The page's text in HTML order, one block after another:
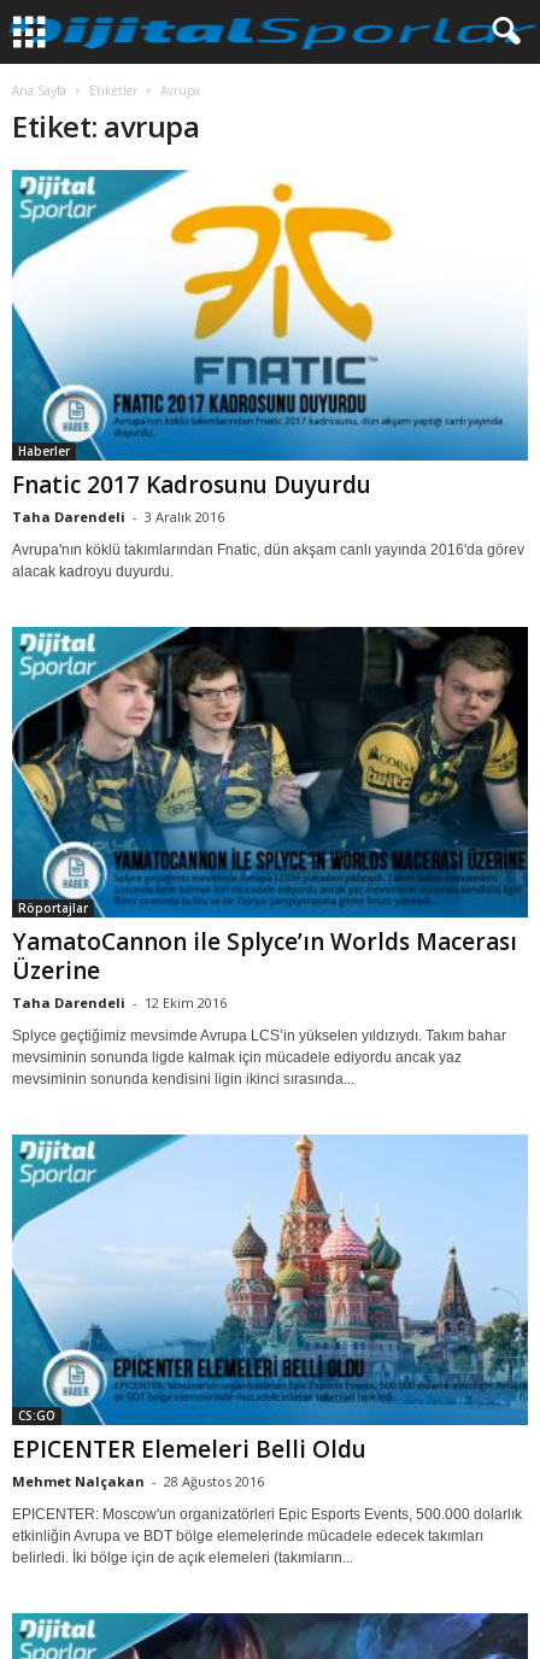
Ana Sayfa Etiketler Avrupa
Etiket: avrupa
Haberler
Fnatic 2017 Kadrosunu Duyurdu
Taha Darendeli - 3 Aralık 2016
Avrupa'nın köklü takımlarından Fnatic, dün akşam canlı yayında 2016'da görev
alacak kadroyu duyurdu.
Röportajlar
YamatoCannon ile Splyce’ın Worlds Macerası
Üzerine
Taha Darendeli - 12 Ekim 2016
Splyce geçtiğimiz mevsimde Avrupa LCS’in yükselen yıldızıydı. Takım bahar
mevsiminin sonunda ligde kalmak için mücadele ediyordu ancak yaz
mevsiminin sonunda kendisini ligin ikinci sırasında...
CS:GO
EPICENTER Elemeleri Belli Oldu
Mehmet Nalçakan - 28 Ağustos 2016
EPICENTER: Moscow'un organizatörleri Epic Esports Events, 500.000 dolarlık
etkinliğin Avrupa ve BDT bölge elemelerinde mücadele edecek takımları
belirledi. İki bölge için de açık elemeleri (takımların...